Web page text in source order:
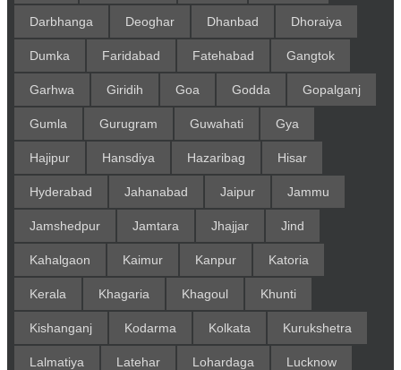
Darbhanga Deoghar Dhanbad Dhoraiya
Dumka Faridabad Fatehabad Gangtok
Garhwa Giridih Goa Godda Gopalganj
Gumla Gurugram Guwahati Gya
Hajipur Hansdiya Hazaribag Hisar
Hyderabad Jahanabad Jaipur Jammu
Jamshedpur Jamtara Jhajjar Jind
Kahalgaon Kaimur Kanpur Katoria
Kerala Khagaria Khagoul Khunti
Kishanganj Kodarma Kolkata Kurukshetra
Lalmatiya Latehar Lohardaga Lucknow